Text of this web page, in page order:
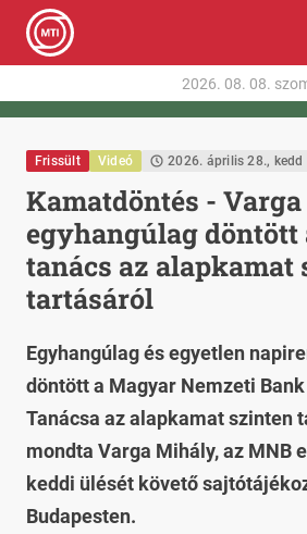
2026. 08. 08.
Frissült Videó 2026. április 28., kedd
Kamatdöntés -
egyhangúlag döntött
tanács az alapkamat
tartásáról
Egyhangúlag és egyetlen
döntött a Magyar Nemzeti
Tanácsa az alapkamat szinten
mondta Varga Mihály, az MNB
keddi ülését követő
Budapesten.